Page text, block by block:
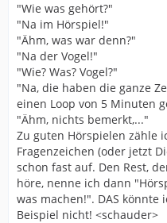
"Wie was gehört?"
"Na im Hörspiel!"
"Ähm, was war denn?"
"Na der Vogel!"
"Wie? Was? Vogel?"
"Na, die haben die ganze
einen Loop von 5 Minuten
"Ähm, nichts bemerkt,..."
Zu guten Hörspielen zähle
Fragenzeichen (oder jetzt
schon fast auf. Den Rest,
höre, nenne ich dann
was machen!". DAS könnte
Beispiel nicht! <schauder>